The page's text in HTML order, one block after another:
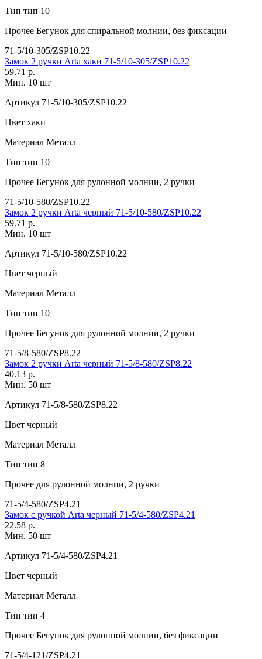
Тип тип 10
Прочее Бегунок для спиральной молнии, без фиксации
71-5/10-305/ZSP10.22
Замок 2 ручки Arta хаки 71-5/10-305/ZSP10.22
59.71 р.
Мин. 10 шт
Артикул 71-5/10-305/ZSP10.22
Цвет хаки
Материал Металл
Тип тип 10
Прочее Бегунок для рулонной молнии, 2 ручки
71-5/10-580/ZSP10.22
Замок 2 ручки Arta черный 71-5/10-580/ZSP10.22
59.71 р.
Мин. 10 шт
Артикул 71-5/10-580/ZSP10.22
Цвет черный
Материал Металл
Тип тип 10
Прочее Бегунок для рулонной молнии, 2 ручки
71-5/8-580/ZSP8.22
Замок 2 ручки Arta черный 71-5/8-580/ZSP8.22
40.13 р.
Мин. 50 шт
Артикул 71-5/8-580/ZSP8.22
Цвет черный
Материал Металл
Тип тип 8
Прочее для рулонной молнии, 2 ручки
71-5/4-580/ZSP4.21
Замок с ручкой Arta черный 71-5/4-580/ZSP4.21
22.58 р.
Мин. 50 шт
Артикул 71-5/4-580/ZSP4.21
Цвет черный
Материал Металл
Тип тип 4
Прочее Бегунок для рулонной молнии, без фиксации
71-5/4-121/ZSP4.21